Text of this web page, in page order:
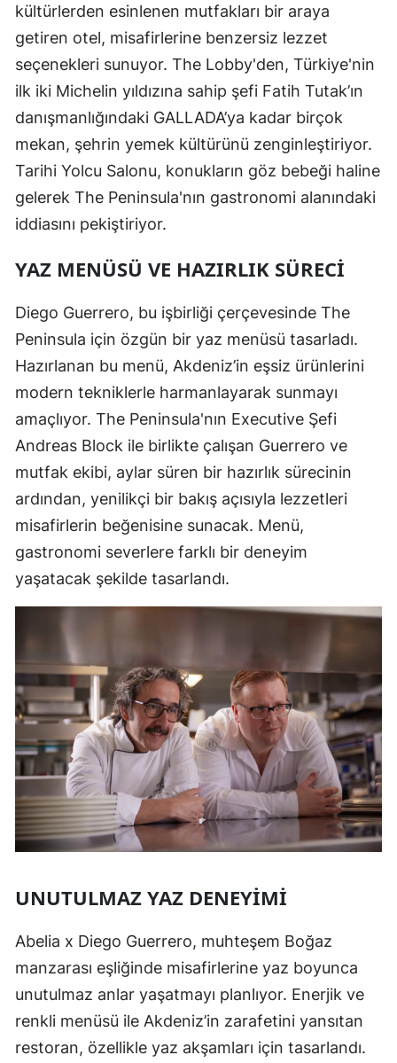
kültürlerden esinlenen mutfakları bir araya
getiren otel, misafirlerine benzersiz lezzet
seçenekleri sunuyor. The Lobby'den, Türkiye'nin
ilk iki Michelin yıldızına sahip şefi Fatih Tutak’ın
danışmanlığındaki GALLADA’ya kadar birçok
mekan, şehrin yemek kültürünü zenginleştiriyor.
Tarihi Yolcu Salonu, konukların göz bebeği haline
gelerek The Peninsula'nın gastronomi alanındaki
iddiasını pekiştiriyor.
YAZ MENÜSÜ VE HAZIRLIK SÜRECI
Diego Guerrero, bu işbirliği çerçevesinde The
Peninsula için özgün bir yaz menüsü tasarladı.
Hazırlanan bu menü, Akdeniz’in eşsiz ürünlerini
modern tekniklerle harmanlayarak sunmayı
amaçlıyor. The Peninsula'nın Executive Şefi
Andreas Block ile birlikte çalışan Guerrero ve
mutfak ekibi, aylar süren bir hazırlık sürecinin
ardından, yenilikçi bir bakış açısıyla lezzetleri
misafirlerin beğenisine sunacak. Menü,
gastronomi severlere farklı bir deneyim
yaşatacak şekilde tasarlandı.
UNUTULMAZ YAZ DENEYIMI
Abelia x Diego Guerrero, muhteşem Boğaz
manzarası eşliğinde misafirlerine yaz boyunca
unutulmaz anlar yaşatmayı planlıyor. Enerjik ve
renkli menüsü ile Akdeniz’in zarafetini yansıtan
restoran, özellikle yaz akşamları için tasarlandı.